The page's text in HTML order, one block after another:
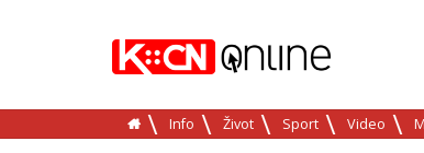
Info Život Sport Video